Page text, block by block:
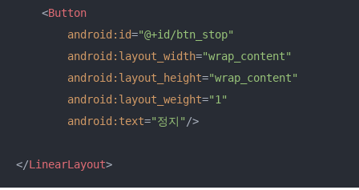
<Button
android:id="@+id/btn_stop"
android:layout_width="wrap_content"
android:layout_height="wrap_content"
android:layout_weight="1"
android:text="정지" />
</LinearLayout>